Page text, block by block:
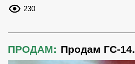
230
ПРОДАМ: Продам ГС-14.